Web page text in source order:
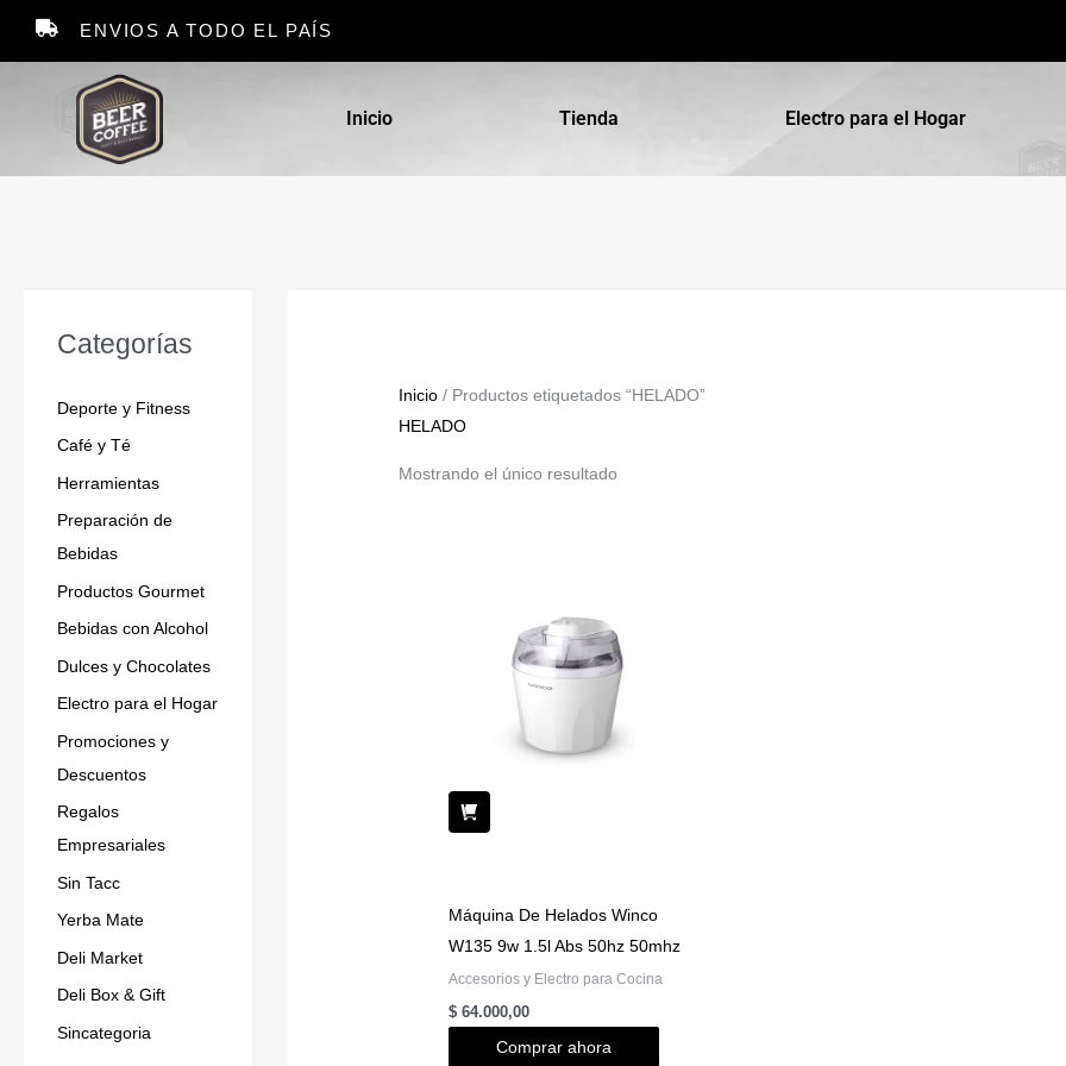
ENVIOS A TODO EL PAÍS
Inicio Tienda Electro para el Hogar
Categorías
Deporte y Fitness
Café y Té
Herramientas
Preparación de
Bebidas
Productos Gourmet
Bebidas con Alcohol
Dulces y Chocolates
Electro para el Hogar
Promociones y
Descuentos
Regalos
Empresariales
Sin Tacc
Yerba Mate
Deli Market
Deli Box & Gift
Sincategoria
Inicio / Productos etiquetados “HELADO”
HELADO
Mostrando el único resultado
Máquina De Helados Winco
W135 9w 1.5l Abs 50hz 50mhz
Accesorios y Electro para Cocina
$ 64.000,00
Comprar ahora